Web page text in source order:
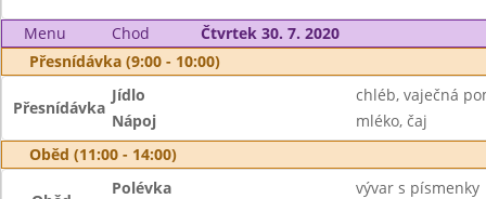
Menu Chod
Čtvrtek 30. 7. 2020
Přesnídávka (9:00 - 10:00)
Přesnídávka
Jídlo
chléb, vaječná
Nápoj
mléko, čaj
Oběd (11:00 - 14:00)
Polévka vývar s písmenky